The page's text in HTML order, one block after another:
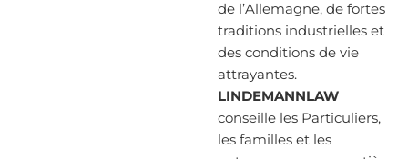
de l’Allemagne, de fortes
traditions industrielles et
des conditions de vie
attrayantes.
LINDEMANNLAW
conseille les Particuliers,
les familles et les